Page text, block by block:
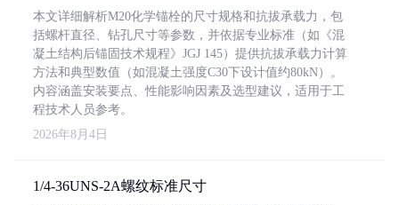
本文详细解析M20化学锚栓的尺寸规格和抗拔承载力，包
括螺杆直径、钻孔尺寸等参数，并依据专业标准（如《混
凝土结构后锚固技术规程》JGJ 145）提供抗拔承载力计算
方法和典型数值（如混凝土强度C30下设计值约80kN）。
内容涵盖安装要点、性能影响因素及选型建议，适用于工
程技术人员参考。
2026年8月4日
1/4-36UNS-2A螺纹标准尺寸